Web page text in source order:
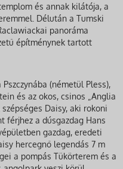
és annak kilátója, a
Délután a Tumski
panoráma
építménynek tartott
(németül Pless),
és az okos, csinos „Anglia
Daisy, aki rokoni
férjhez a dúsgazdag Hans
gazdag, eredeti
hercegnő legendás 7 m
a pompás Tükörterem és a